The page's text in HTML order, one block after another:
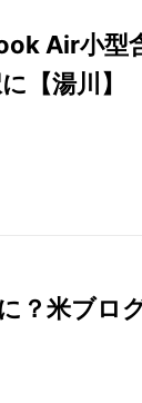
Air小型
【湯川】
米ブログ